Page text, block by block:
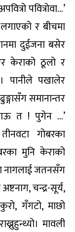
पवित्रोवा…’
लगाएको र बीचमा
दुईजना बसेर
केराको ठूलो र
पानीले पखालेर
समानान्तर
त ! पुगेन …’
गोबरका
मुनि केराको
नागलाई जतनसँग
चन्द्र-सूर्य,
गँगटो, माछो
मावली